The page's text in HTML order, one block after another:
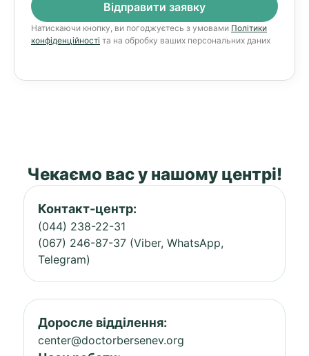
Натискаючи кнопку, ви погоджуєтесь з умовами Політики
конфіденційності та на обробку ваших персональних даних
Чекаємо вас у нашому центрі!
Контакт-центр:
(044) 238-22-31
(067) 246-87-37 (Viber, WhatsApp,
Telegram)
Доросле відділення:
center@doctorbersenev.org